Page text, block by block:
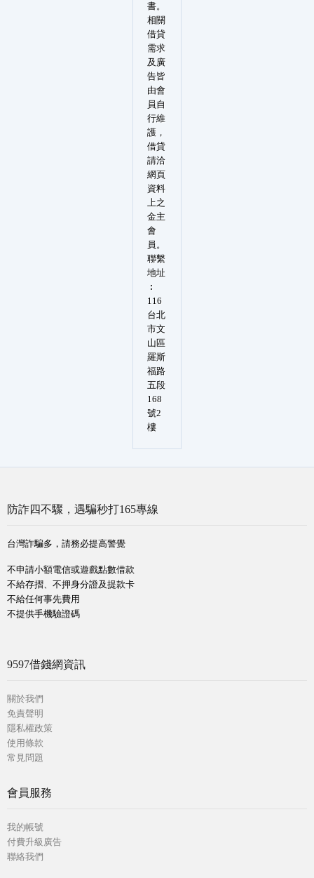
書。
相關
借貸
需求
及廣
告皆
由會
員自
行維
護，
借貸
請洽
網頁
資料
上之
金主
會
員。
聯繫
地址
︰
116
台北
市文
山區
羅斯
福路
五段
168
號2
樓
防詐四不驟，遇騙秒打165專線
台灣詐騙多，請務必提高警覺
不申請小額電信或遊戲點數借款
不給存摺、不押身分證及提款卡
不給任何事先費用
不提供手機驗證碼
9597借錢網資訊
關於我們
免責聲明
隱私權政策
使用條款
常見問題
會員服務
我的帳號
付費升級廣告
聯絡我們